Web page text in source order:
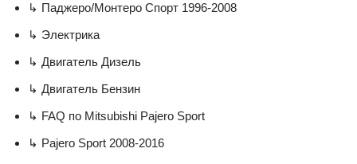
↳ Паджеро/Монтеро Спорт 1996-2008
↳ Электрика
↳ Двигатель Дизель
↳ Двигатель Бензин
↳ FAQ по Mitsubishi Pajero Sport
↳ Pajero Sport 2008-2016